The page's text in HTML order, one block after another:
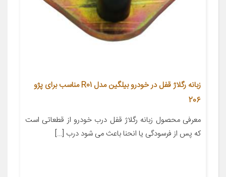
زبانه رگلاژ قفل در خودرو بیلگین مدل R01 مناسب برای پژو
206
معرفی محصول زبانه رگلاژ قفل درب خودرو از قطعاتی است
که پس از فرسودگی یا انحنا باعث می شود درب […]